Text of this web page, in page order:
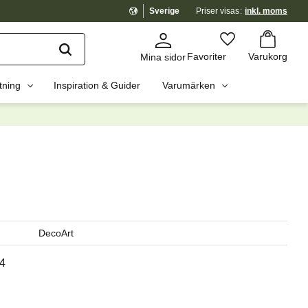
Sverige Priser visas inkl. moms
Mina sidorFavoriter Varukorg
Favoriter
Kundvagn
Inspiration & Guider Varumärken
DecoArt